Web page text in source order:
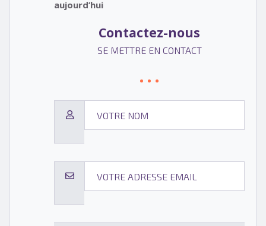
aujourd’hui
Contactez-nous
SE METTRE EN CONTACT